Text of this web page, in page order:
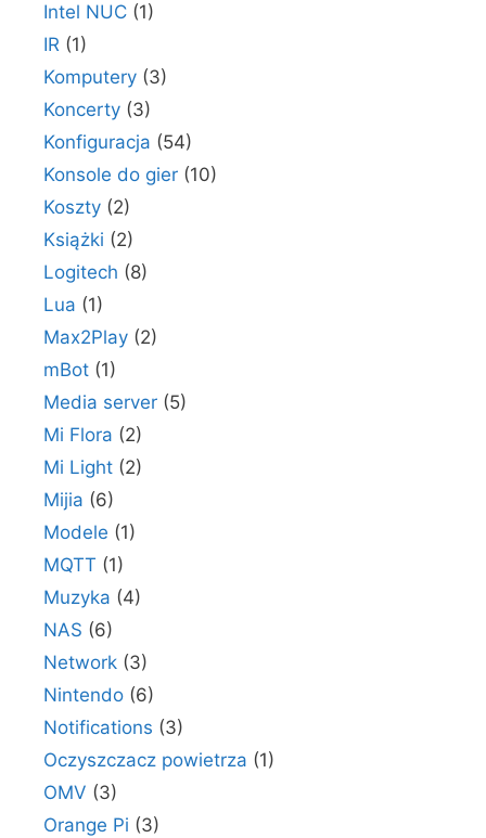
Intel NUC (1)
IR (1)
Komputery (3)
Koncerty (3)
Konfiguracja (54)
Konsole do gier (10)
Koszty (2)
Książki (2)
Logitech (8)
Lua (1)
Max2Play (2)
mBot (1)
Media server (5)
Mi Flora (2)
Mi Light (2)
Mijia (6)
Modele (1)
MQTT (1)
Muzyka (4)
NAS (6)
Network (3)
Nintendo (6)
Notifications (3)
Oczyszczacz powietrza (1)
OMV (3)
Orange Pi (3)